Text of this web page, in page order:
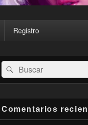
Registro
El
área
de
lateral
primaria
Buscar
por:
Buscar
Comentarios